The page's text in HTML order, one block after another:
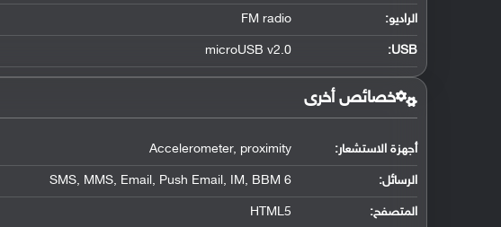
الراديو: FM radio
USB
:
microUSB v2.0
خصائص أخرى
أجهزة الاستشعار: Accelerometer, proximity
الرسائل: SMS, MMS, Email, Push Email, IM, BBM 6
المتصفح: HTML5